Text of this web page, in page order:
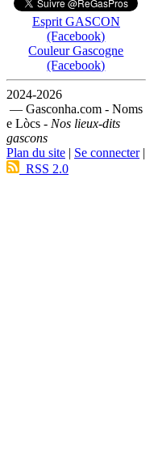
Esprit GASCON
(Facebook)
Couleur Gascogne
(Facebook)
2024-2026
— Gasconha.com - Noms
e Lòcs - Nos lieux-dits
gascons
Plan du site | Se connecter|
RSS 2.0